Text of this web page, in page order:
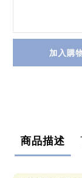
加入購
商品描述